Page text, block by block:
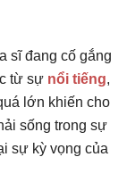
sĩ đang cố gắng
từ sự nổi tiếng,
lớn khiến cho
sống trong sự
sự kỳ vọng của